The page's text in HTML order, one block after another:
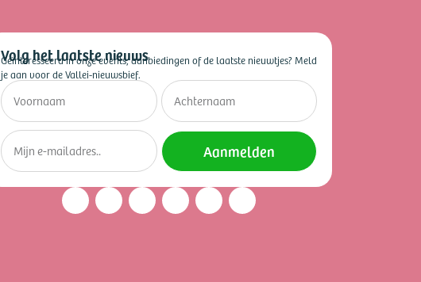
Volg het laatste nieuws
Geïnteresseerd in onze events, aanbiedingen of de laatste nieuwtjes? Meld
je aan voor de Vallei-nieuwsbief.
Aanmelden